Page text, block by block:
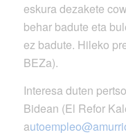
eskura dezakete
behar badute eta
ez badute. Hileko
BEZa).
Interesa duten
Bidean (El Refor
a